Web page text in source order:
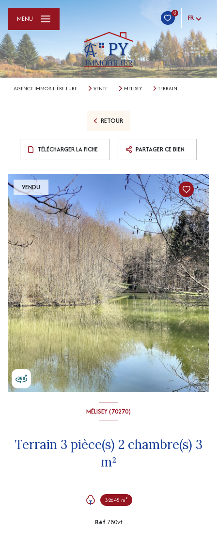
0
FR
MENU
AGENCE IMMOBILIÈRE LURE VENTE MELISEY TERRAIN
RETOUR
TÉLÉCHARGER LA FICHE PARTAGER CE BIEN
VENDU
MÉLISEY (70270)
Terrain 3 pièce(s) 2 chambre(s) 3
m²
32645 m²
Réf 780vt